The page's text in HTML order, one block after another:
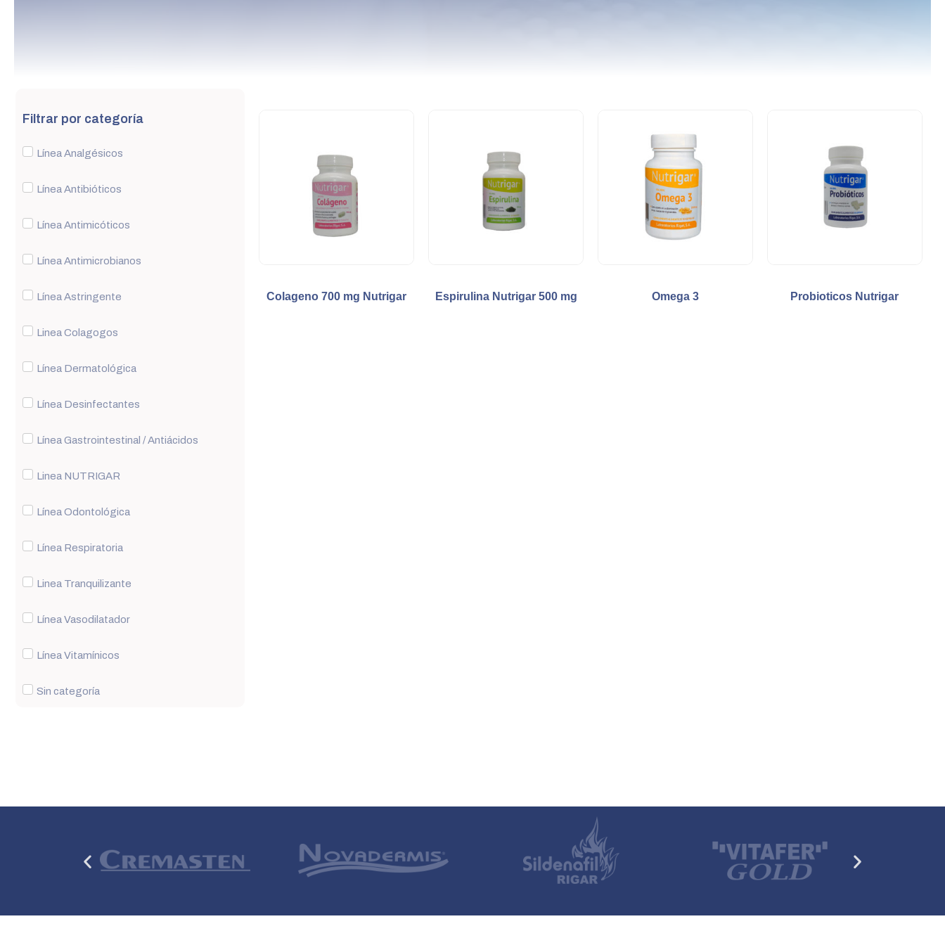
Filtrar por categoría
Línea Analgésicos
Línea Antibióticos
Línea Antimicóticos
Línea Antimicrobianos
Línea Astringente
Linea Colagogos
Línea Dermatológica
Línea Desinfectantes
Línea Gastrointestinal / Antiácidos
Linea NUTRIGAR
Línea Odontológica
Línea Respiratoria
Linea Tranquilizante
Línea Vasodilatador
Línea Vitamínicos
Sin categoría
Colageno 700 mg Nutrigar Espirulina Nutrigar 500 mg Omega 3 Probioticos Nutrigar
Anterior Siguiente